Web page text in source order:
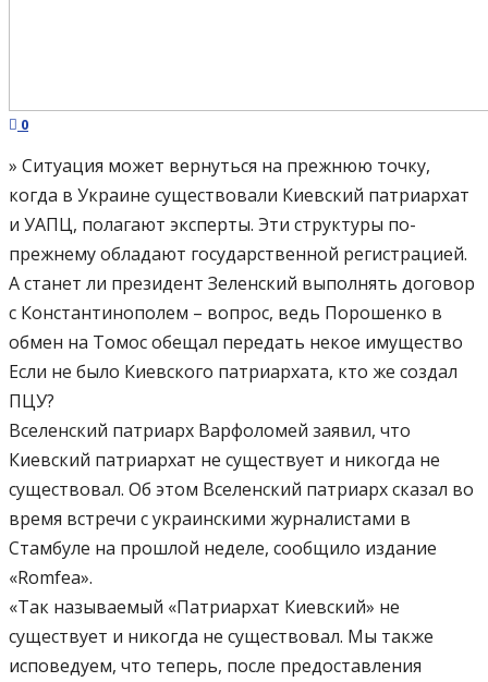
0
» Ситуация может вернуться на прежнюю точку,
когда в Украине существовали Киевский патриархат
и УАПЦ, полагают эксперты. Эти структуры по-
прежнему обладают государственной регистрацией.
А станет ли президент Зеленский выполнять договор
с Константинополем – вопрос, ведь Порошенко в
обмен на Томос обещал передать некое имущество
Если не было Киевского патриархата, кто же создал
ПЦУ?
Вселенский патриарх Варфоломей заявил, что
Киевский патриархат не существует и никогда не
существовал. Об этом Вселенский патриарх сказал во
время встречи с украинскими журналистами в
Стамбуле на прошлой неделе, сообщило издание
«Romfea».
«Так называемый «Патриархат Киевский» не
существует и никогда не существовал. Мы также
исповедуем, что теперь, после предоставления